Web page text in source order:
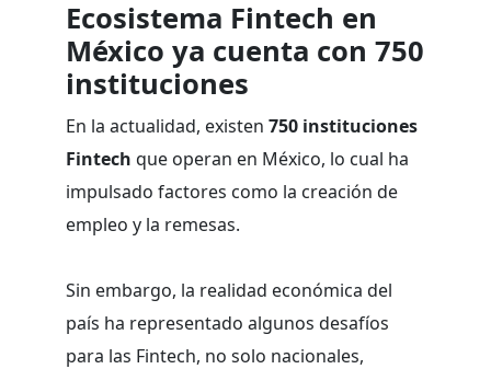
Ecosistema Fintech en
México ya cuenta con 750
instituciones
En la actualidad, existen 750 instituciones
Fintech que operan en México, lo cual ha
impulsado factores como la creación de
empleo y la remesas.
Sin embargo, la realidad económica del
país ha representado algunos desafíos
para las Fintech, no solo nacionales,